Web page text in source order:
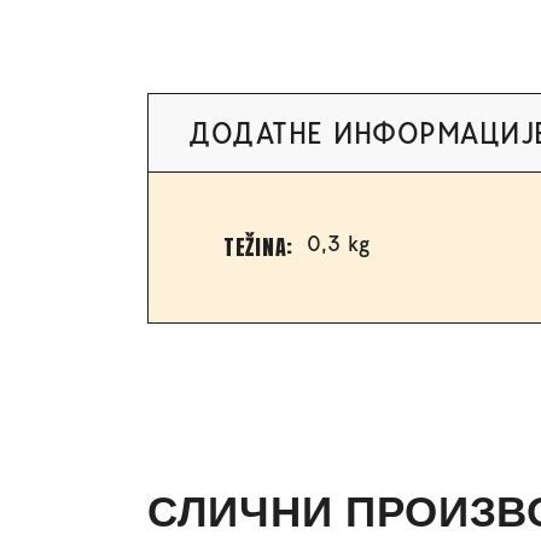
ДОДАТНЕ
TEŽINA 0,3 kg
СЛИЧНИ